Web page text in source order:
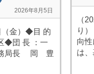
2026年8月5日
金）◆目 的
◆団 長 ：一
務局長 岡 豊
日
中
投
（
り
向
は